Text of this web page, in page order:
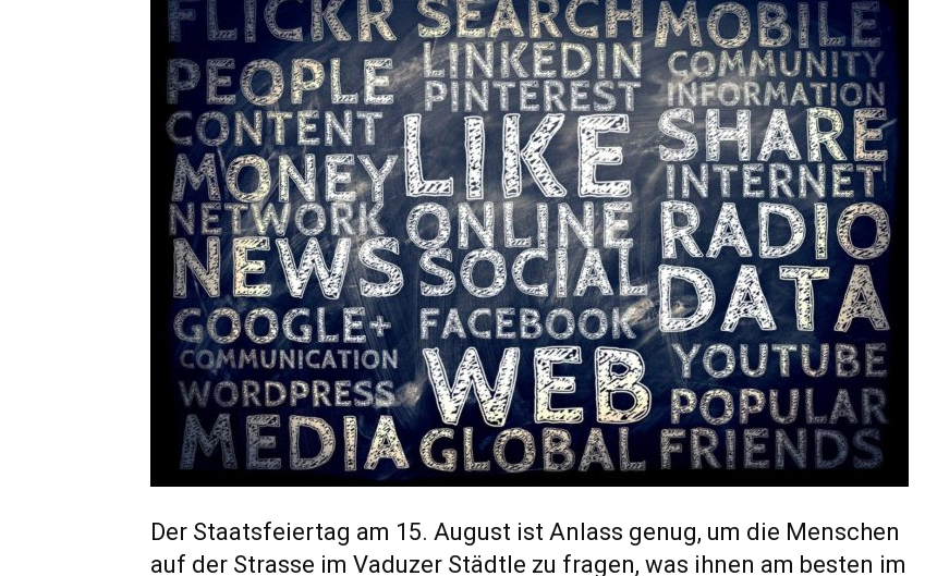
Der Staatsfeiertag am 15. August ist Anlass genug, um die Menschen
auf der Strasse im Vaduzer Städtle zu fragen, was ihnen am besten im